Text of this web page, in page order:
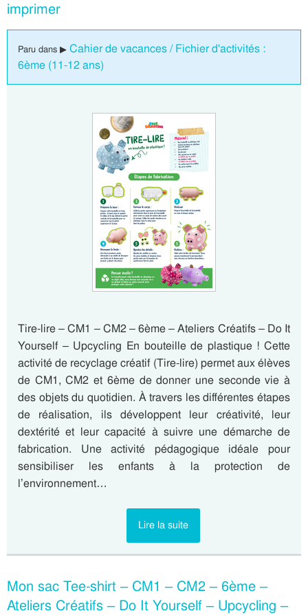
imprimer
Paru dans ▶ Cahier de vacances / Fichier d'activités :
6ème (11-12 ans)
Tire-lire – CM1 – CM2 – 6ème – Ateliers Créatifs – Do It
Yourself – Upcycling En bouteille de plastique ! Cette
activité de recyclage créatif (Tire-lire) permet aux élèves
de CM1, CM2 et 6ème de donner une seconde vie à
des objets du quotidien. À travers les différentes étapes
de réalisation, ils développent leur créativité, leur
dextérité et leur capacité à suivre une démarche de
fabrication. Une activité pédagogique idéale pour
sensibiliser les enfants à la protection de
l’environnement…
Lire la suite
Mon sac Tee-shirt – CM1 – CM2 – 6ème –
Ateliers Créatifs – Do It Yourself – Upcycling –